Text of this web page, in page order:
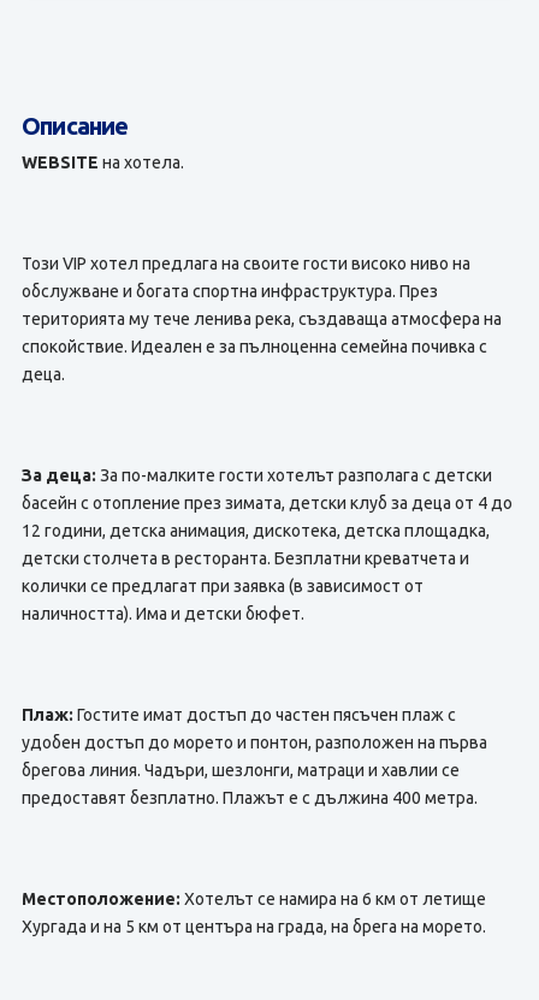
Описание
WEBSITE на хотела.
Този VIP хотел предлага на своите гости високо ниво на
обслужване и богата спортна инфраструктура. През
територията му тече ленива река, създаваща атмосфера на
спокойствие. Идеален е за пълноценна семейна почивка с
деца.
За деца: За по-малките гости хотелът разполага с детски
басейн с отопление през зимата, детски клуб за деца от 4 до
12 години, детска анимация, дискотека, детска площадка,
детски столчета в ресторанта. Безплатни креватчета и
колички се предлагат при заявка (в зависимост от
наличността). Има и детски бюфет.
Плаж: Гостите имат достъп до частен пясъчен плаж с
удобен достъп до морето и понтон, разположен на първа
брегова линия. Чадъри, шезлонги, матраци и хавлии се
предоставят безплатно. Плажът е с дължина 400 метра.
Местоположение: Хотелът се намира на 6 км от летище
Хургада и на 5 км от центъра на града, на брега на морето.